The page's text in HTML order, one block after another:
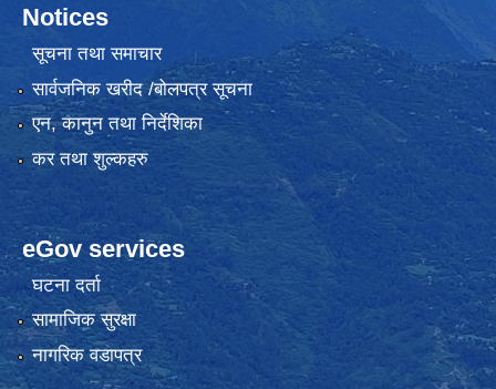
Notices
सूचना तथा समाचार
सार्वजनिक खरीद /बोलपत्र सूचना
एन, कानुन तथा निर्देशिका
कर तथा शुल्कहरु
eGov services
घटना दर्ता
सामाजिक सुरक्षा
नागरिक वडापत्र